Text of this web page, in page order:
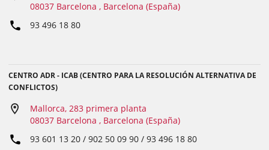
08037 Barcelona , Barcelona (España)
93 496 18 80
CENTRO ADR - ICAB (CENTRO PARA LA RESOLUCIÓN ALTERNATIVA DE
CONFLICTOS)
Mallorca, 283 primera planta
08037 Barcelona , Barcelona (España)
93 601 13 20 / 902 50 09 90 / 93 496 18 80